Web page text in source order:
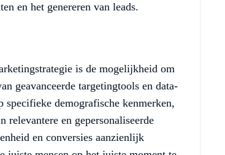
en het genereren van leads.
is de mogelijkheid om
geavanceerde targetingtools en data-
specifieke demografische kenmerken,
relevantere en gepersonaliseerde
en conversies aanzienlijk